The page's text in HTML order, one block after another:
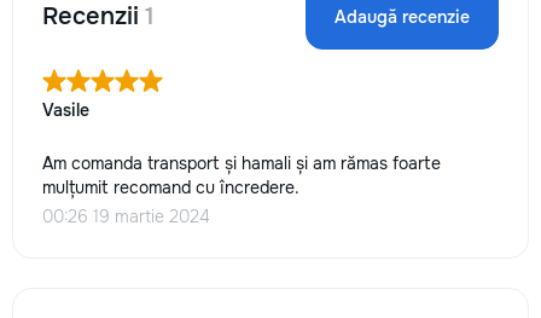
Recenzii 1 Adaugă recenzie
Vasile
Am comanda transport și hamali și am rămas foarte
mulțumit recomand cu încredere.
00:26 19 martie 2024